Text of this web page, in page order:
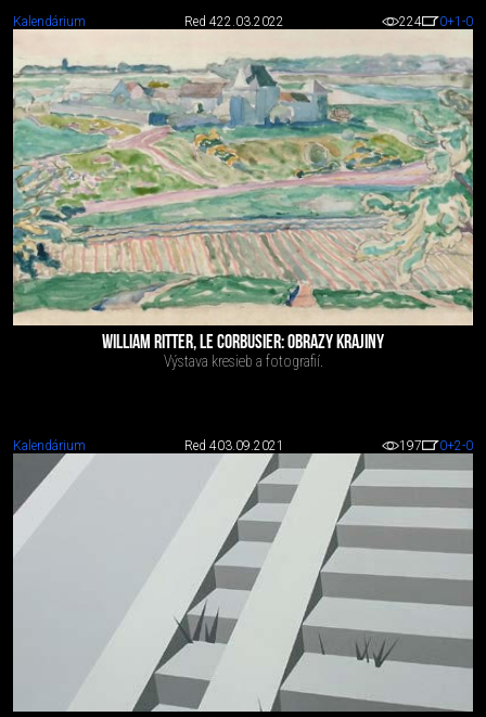
Kalendárium Red 422.03.2022 224 0+1 -0
WILLIAM RITTER, LE CORBUSIER: OBRAZY KRAJINY
Výstava kresieb a fotografií.
Kalendárium Red 403.09.2021 197 0+2-0